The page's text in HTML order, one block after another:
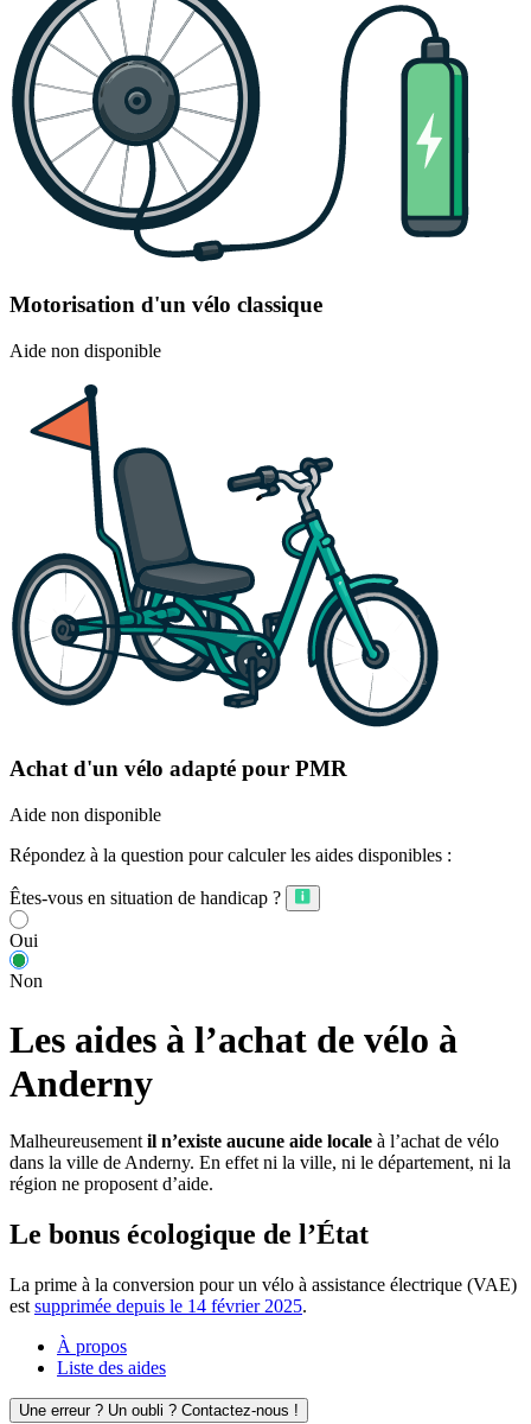
Motorisation d'un vélo classique
Aide non disponible
Achat d'un vélo adapté pour PMR
Aide non disponible
Répondez à la question pour calculer les aides disponibles :
Êtes-vous en situation de handicap ?
Oui
Non
Les aides à l’achat de vélo à
Anderny
Malheureusement il n’existe aucune aide locale à l’achat de vélo
dans la ville de Anderny. En effet ni la ville, ni le département, ni la
région ne proposent d’aide.
Le bonus écologique de l’État
La prime à la conversion pour un vélo à assistance électrique (VAE)
est supprimée depuis le 14 février 2025.
À propos
Liste des aides
Une erreur ? Un oubli ? Contactez-nous !